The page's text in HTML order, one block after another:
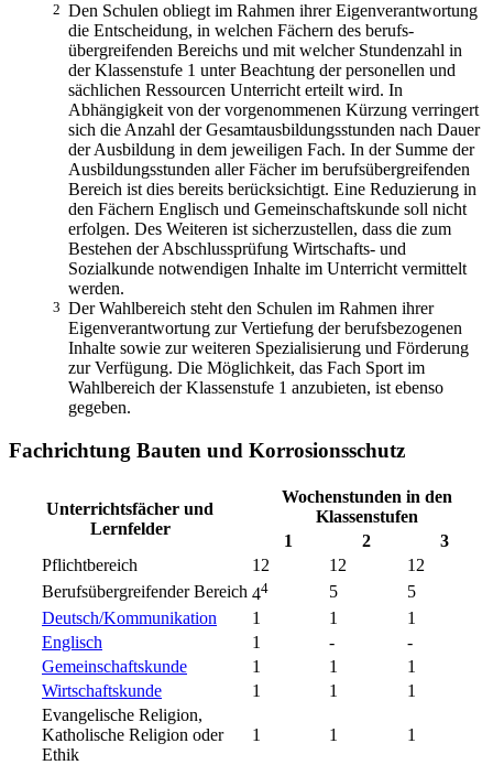
2 Den Schulen obliegt im Rahmen ihrer Eigenverantwortung
die Entscheidung, in welchen Fächern des berufs-
übergreifenden Bereichs und mit welcher Stundenzahl in
der Klassenstufe 1 unter Beachtung der personellen und
sächlichen Ressourcen Unterricht erteilt wird. In
Abhängigkeit von der vorgenommenen Kürzung verringert
sich die Anzahl der Gesamtausbildungsstunden nach Dauer
der Ausbildung in dem jeweiligen Fach. In der Summe der
Ausbildungsstunden aller Fächer im berufsübergreifenden
Bereich ist dies bereits berücksichtigt. Eine Reduzierung in
den Fächern Englisch und Gemeinschaftskunde soll nicht
erfolgen. Des Weiteren ist sicherzustellen, dass die zum
Bestehen der Abschlussprüfung Wirtschafts- und
Sozialkunde notwendigen Inhalte im Unterricht vermittelt
werden.
3 Der Wahlbereich steht den Schulen im Rahmen ihrer
Eigenverantwortung zur Vertiefung der berufsbezogenen
Inhalte sowie zur weiteren Spezialisierung und Förderung
zur Verfügung. Die Möglichkeit, das Fach Sport im
Wahlbereich der Klassenstufe 1 anzubieten, ist ebenso
gegeben.
Fachrichtung Bauten und Korrosionsschutz
Unterrichtsfächer und
Lernfelder
Wochenstunden in den
Klassenstufen
1
2
3
Pflichtbereich
12 12
12
Berufsübergreifender Bereich 44 5
5
Deutsch/Kommunikation
1 1
1
Englisch
1 -
-
Gemeinschaftskunde
1 1
1
Wirtschaftskunde
1 1
1
Evangelische Religion,
Katholische Religion oder
Ethik
1 1 1